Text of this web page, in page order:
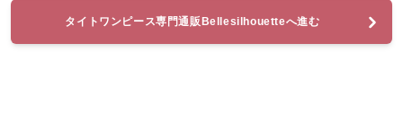
タイトワンピース専門通販Bellesilhouetteへ進む